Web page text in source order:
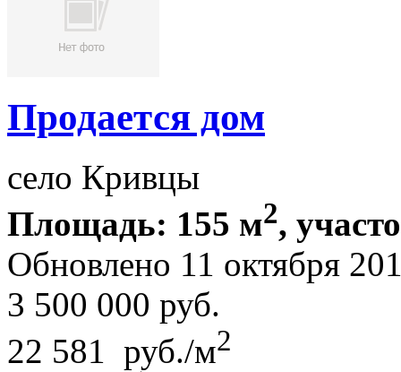
Продается дом
село Кривцы
Площадь: 155 м2,
Обновлено 11 октября
3 500 000 руб.
22 581 руб./м2